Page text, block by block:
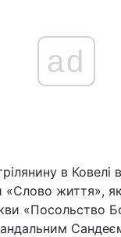
ad
в Ковелі
«Слово життя»,
«Посольство